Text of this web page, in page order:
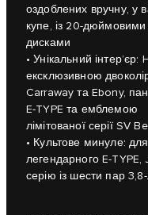
оздоблених вручну, у
купе, із 20-
дисками
• Унікальний
ексклюзивною
Carraway та Ebony,
E-TYPE та емблемою
лімітованої серії SV
• Культове минуле:
легендарного E-TYPE,
серію із шести пар